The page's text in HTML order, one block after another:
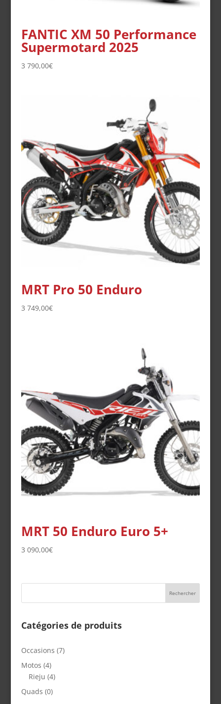
FANTIC XM 50 Performance
Supermotard 2025
3 790,00€
MRT Pro 50 Enduro
3 749,00€
MRT 50 Enduro Euro 5+
3 090,00€
Catégories de produits
Occasions (7)
Motos (4)
Rieju (4)
Quads (0)